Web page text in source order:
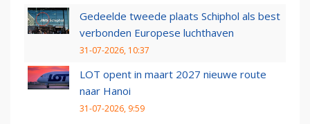
Gedeelde tweede plaats Schiphol als best
verbonden Europese luchthaven
31-07-2026, 10:37
LOT opent in maart 2027 nieuwe route
naar Hanoi
31-07-2026, 9:59